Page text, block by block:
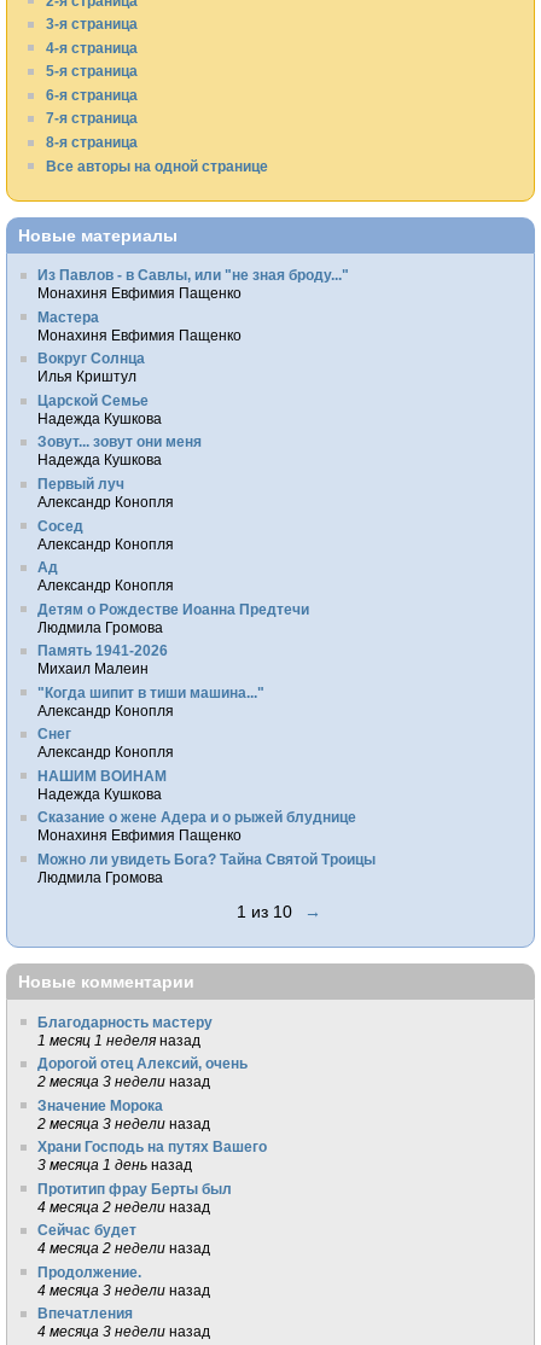
3-я страница
4-я страница
5-я страница
6-я страница
7-я страница
8-я страница
Все авторы на одной странице
Новые материалы
Из Павлов - в Савлы, или "не зная броду..."
Монахиня Евфимия Пащенко
Мастера
Монахиня Евфимия Пащенко
Вокруг Солнца
Илья Криштул
Царской Семье
Надежда Кушкова
Зовут... зовут они меня
Надежда Кушкова
Первый луч
Александр Конопля
Сосед
Александр Конопля
Ад
Александр Конопля
Детям о Рождестве Иоанна Предтечи
Людмила Громова
Память 1941-2026
Михаил Малеин
"Когда шипит в тиши машина..."
Александр Конопля
Снег
Александр Конопля
НАШИМ ВОИНАМ
Надежда Кушкова
Сказание о жене Адера и о рыжей блуднице
Монахиня Евфимия Пащенко
Можно ли увидеть Бога? Тайна Святой Троицы
Людмила Громова
1 из 10 →
Новые комментарии
Благодарность мастеру
1 месяц 1 неделя назад
Дорогой отец Алексий, очень
2 месяца 3 недели назад
Значение Морока
2 месяца 3 недели назад
Храни Господь на путях Вашего
3 месяца 1 день назад
Протитип фрау Берты был
4 месяца 2 недели назад
Сейчас будет
4 месяца 2 недели назад
Продолжение.
4 месяца 3 недели назад
Впечатления
4 месяца 3 недели назад